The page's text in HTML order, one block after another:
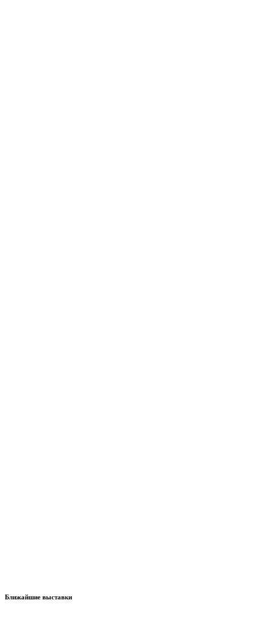
Ближайшие выставки